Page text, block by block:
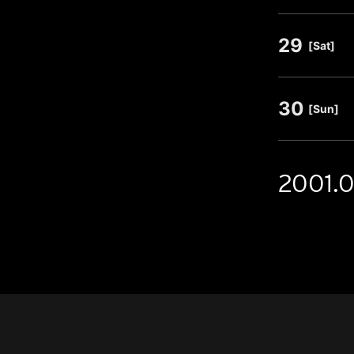
29 [Sat]
30 [Sun]